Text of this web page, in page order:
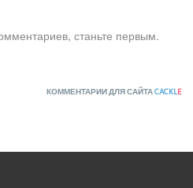
станьте первым.
КОММЕНТАРИИ ДЛЯ САЙТАCACKLE